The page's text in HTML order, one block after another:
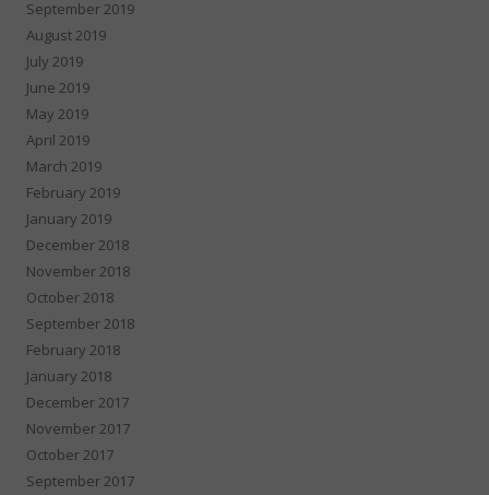
September 2019
August 2019
July 2019
June 2019
May 2019
April 2019
March 2019
February 2019
January 2019
December 2018
November 2018
October 2018
September 2018
February 2018
January 2018
December 2017
November 2017
October 2017
September 2017